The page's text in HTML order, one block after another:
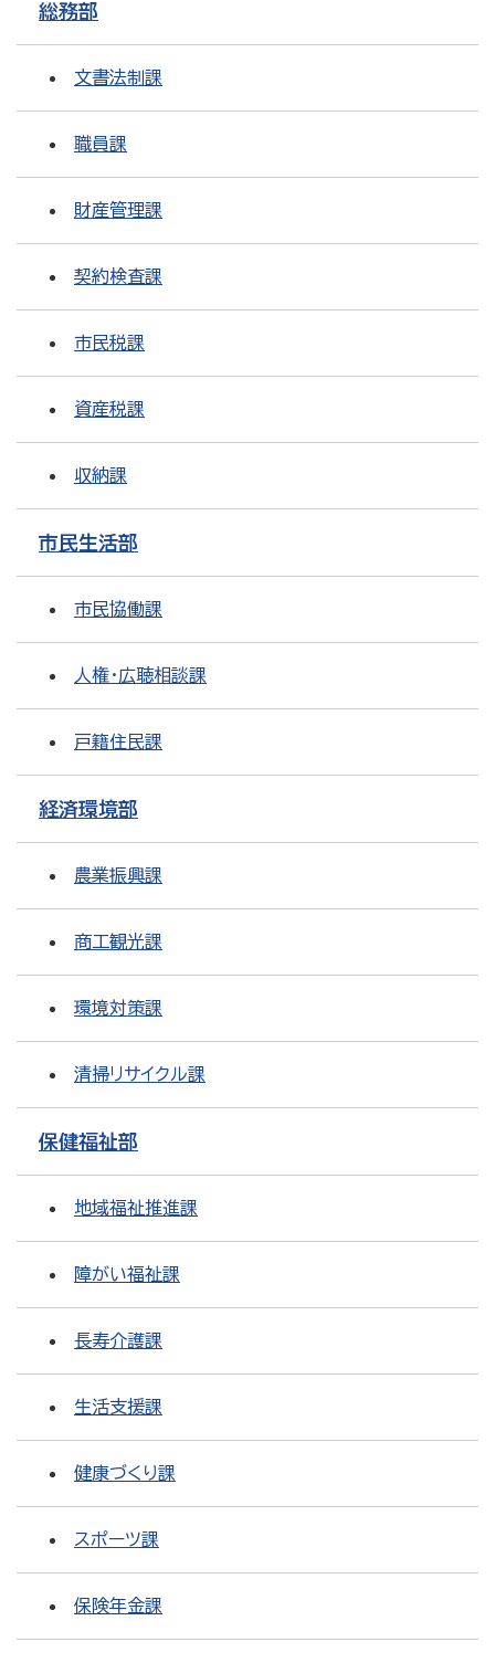
総務部
文書法制課
職員課
財産管理課
契約検査課
市民税課
資産税課
収納課
市民生活部
市民協働課
人権・広聴相談課
戸籍住民課
経済環境部
農業振興課
商工観光課
環境対策課
清掃リサイクル課
保健福祉部
地域福祉推進課
障がい福祉課
長寿介護課
生活支援課
健康づくり課
スポーツ課
保険年金課